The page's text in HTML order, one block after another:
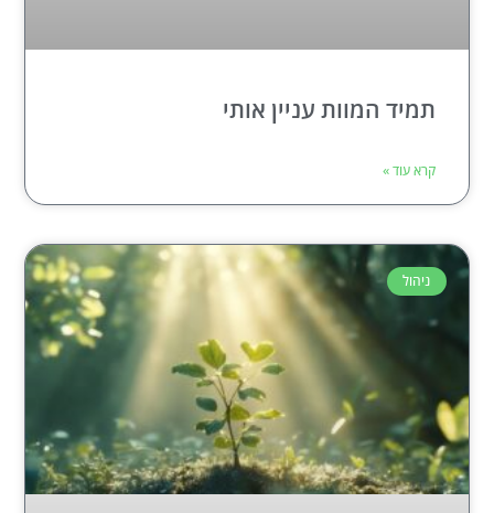
תמיד המוות עניין אותי
קרא עוד »
ניהול